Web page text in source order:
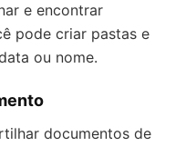
e encontrar
pode criar pastas e
ou nome.
documentos de